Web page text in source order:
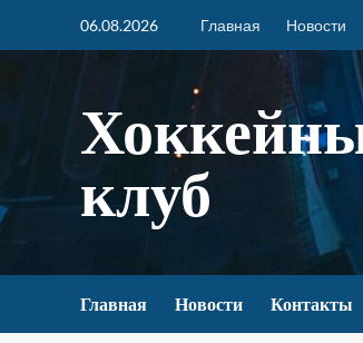
06.08.2026 Главная Новости
клуб
Главная Новости Контакты